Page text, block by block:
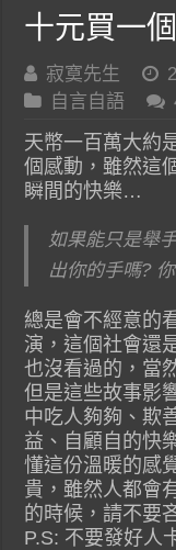
十元買一
寂寞先生
自言自語
天幣一百萬大約
個感動，雖然這
瞬間的快樂…
如果能只是舉
出你的手嗎?
總是會不經意的
演，這個社會還
也沒看過的，當
但是這些故事影
中吃人夠夠、欺
益、自顧自的快
懂這份溫暖的感
貴，雖然人都會
的時候，請不要
P.S: 不要發好人